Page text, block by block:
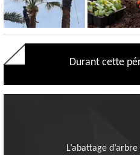
Durant cette
L’abattage